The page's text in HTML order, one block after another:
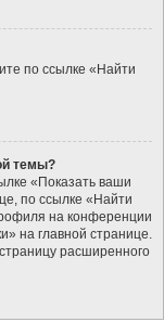
по ссылке «Найти
темы?
«Показать ваши
по ссылке «Найти
на конференции
на главной странице.
расширенного